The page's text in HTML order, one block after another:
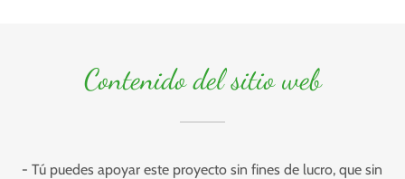
Contenido del sitio web
- Tú puedes apoyar este proyecto sin fines de lucro, que sin